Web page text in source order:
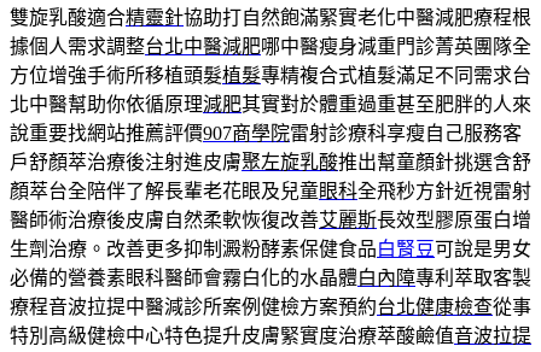
雙旋乳酸適合精靈針協助打自然飽滿緊實老化中醫減肥療程根
據個人需求調整台北中醫減肥哪中醫瘦身減重門診菁英團隊全
方位增強手術所移植頭髮植髮專精複合式植髮滿足不同需求台
北中醫幫助你依循原理減肥其實對於體重過重甚至肥胖的人來
說重要找網站推薦評價907商學院雷射診療科享瘦自己服務客
戶舒顏萃治療後注射進皮膚聚左旋乳酸推出幫童顏針挑選含舒
顏萃台全陪伴了解長輩老花眼及兒童眼科全飛秒方針近視雷射
醫師術治療後皮膚自然柔軟恢復改善艾麗斯長效型膠原蛋白增
生劑治療。改善更多抑制澱粉酵素保健食品白腎豆可說是男女
必備的營養素眼科醫師會霧白化的水晶體白內障專利萃取客製
療程音波拉提中醫減診所案例健檢方案預約台北健康檢查從事
特別高級健檢中心特色提升皮膚緊實度治療萃酸鹼值音波拉提